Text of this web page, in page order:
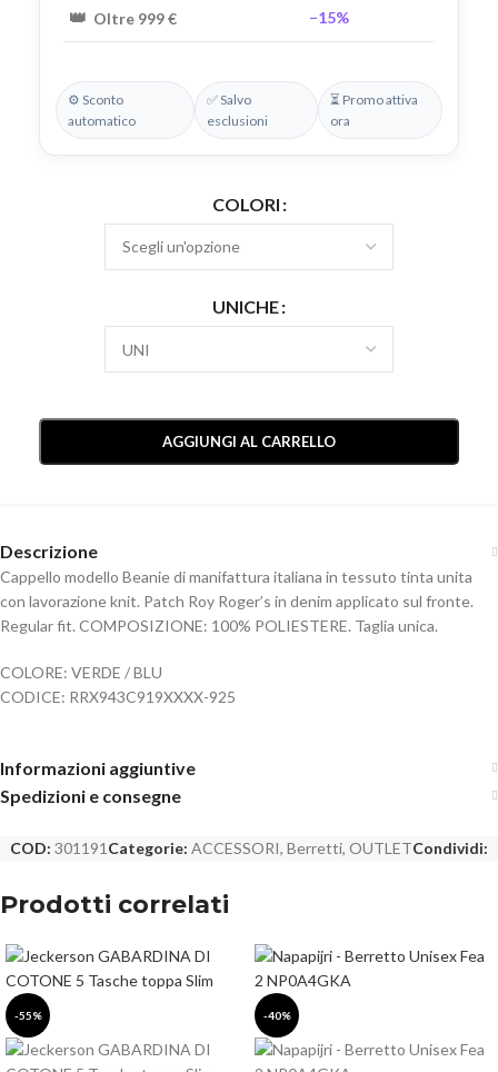
👑 Oltre 999 € −15%
⚙️ Sconto
automatico
✅ Salvo
esclusioni
⏳ Promo attiva
ora
COLORI
UNICHE
AGGIUNGI AL CARRELLO
Descrizione
Cappello modello Beanie di manifattura italiana in tessuto tinta unita
con lavorazione knit. Patch Roy Roger’s in denim applicato sul fronte.
Regular fit. COMPOSIZIONE: 100% POLIESTERE. Taglia unica.
COLORE: VERDE / BLU
CODICE: RRX943C919XXXX-925
Informazioni aggiuntive
Spedizioni e consegne
COD: 301191Categorie: ACCESSORI, Berretti, OUTLETCondividi:
Prodotti correlati
-55% -40%